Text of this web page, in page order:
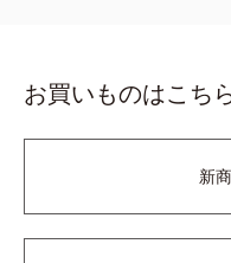
お買いものはこち
新